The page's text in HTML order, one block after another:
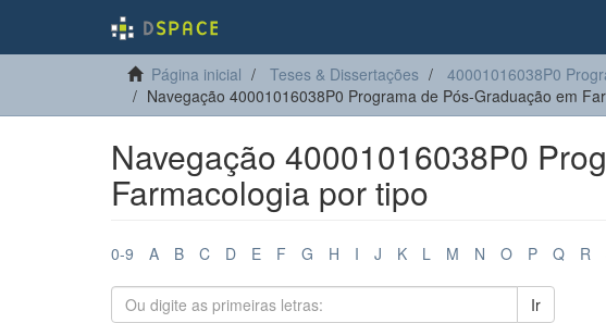
Página inicial Teses & Dissertações
40001016038P0
Navegação 40001016038P0 Programa de Pós-Graduação em
Navegação 40001016038P0
Farmacologia por tipo
0-9 A B C D E F G H I J K L M N O P Q R
Ir